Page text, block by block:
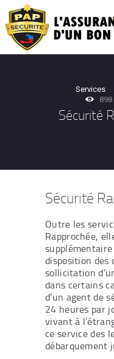
Services
898
Sécurité
QUI
Sécurité
Outre les
Rapprochée,
disposition
sollicitation
dans certains
d’un agent de
24 heures par
vivant à
ce service des
débarquement